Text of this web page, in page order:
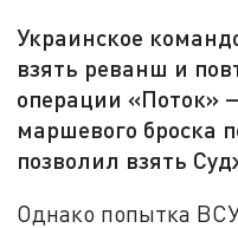
Украинское
взять реванш и
операции «Поток»
маршевого броска
позволил взять
Однако попытка